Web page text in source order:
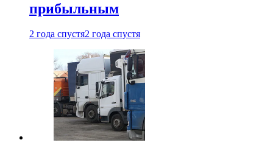
прибыльным
2 года спустя2 года спустя